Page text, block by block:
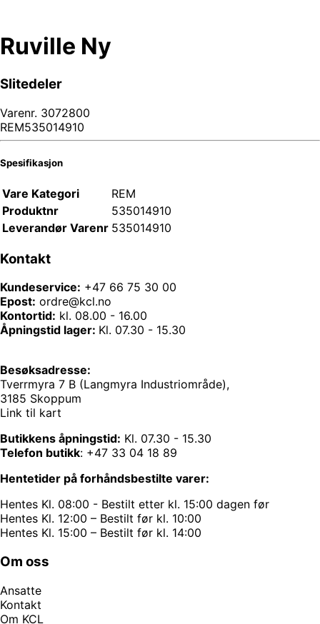
Ruville Ny
Slitedeler
Varenr. 3072800
REM535014910
Spesifikasjon
Vare Kategori
REM
Produktnr
535014910
Leverandør Varenr 535014910
Kontakt
Kundeservice: +47 66 75 30 00
Epost: ordre@kcl.no
Kontortid: kl. 08.00 - 16.00
Åpningstid lager: Kl. 07.30 - 15.30
Besøksadresse:
Tverrmyra 7 B (Langmyra Industriområde),
3185 Skoppum
Link til kart
Butikkens åpningstid: Kl. 07.30 - 15.30
Telefon butikk: +47 33 04 18 89
Hentetider på forhåndsbestilte varer:
Hentes Kl. 08:00 - Bestilt etter kl. 15:00 dagen før
Hentes Kl. 12:00 – Bestilt før kl. 10:00
Hentes Kl. 15:00 – Bestilt før kl. 14:00
Om oss
Ansatte
Kontakt
Om KCL